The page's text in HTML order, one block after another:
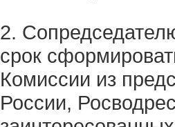
2.
срок
Комиссии из
России,